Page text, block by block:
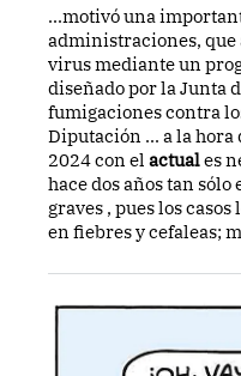
...motivó una
administraciones, que
virus mediante un
diseñado por la Junta
fumigaciones contra
Diputación ... a la
2024 con el actuales
hace dos años tan
graves , pues los
en fiebres y cefaleas;